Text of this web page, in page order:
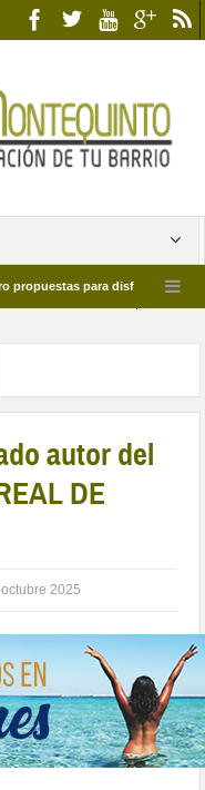
para disfrutar del deporte
autor del
DE
2025